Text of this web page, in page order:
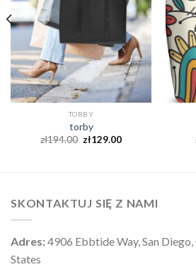
TORBY
torby
zł194.00 zł129.00
SKONTAKTUJ SIĘ Z NAMI
Adres:4906 Ebbtide Way, San
States